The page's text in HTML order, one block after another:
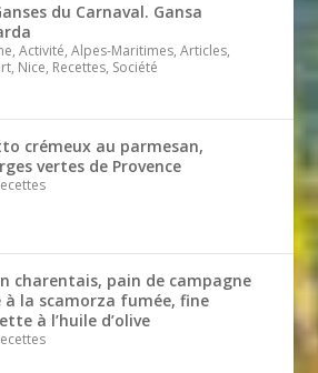
du Carnaval. Gansa
Activité, Alpes-Maritimes, Articles,
Nice, Recettes, Société
crémeux au parmesan,
vertes de Provence
charentais, pain de campagne
à la scamorza fumée, fine
à l’huile d’olive